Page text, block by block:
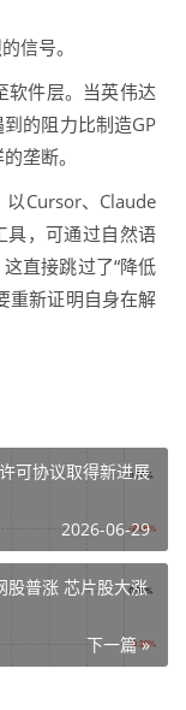
信号。
件层。当英伟达
的阻力比制造GP
垄断。
Cursor、Claude
具，可通过自然语
直接跳过了“降低
重新证明自身在解
可协议取得新进展
2026-06-29
股普涨 芯片股大涨
下一篇 »